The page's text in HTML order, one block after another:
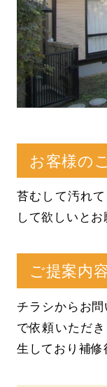
お客様の
苔むして汚れ
して欲しいとお
ご提案内
チラシからお
で依頼いただ
生しており補修